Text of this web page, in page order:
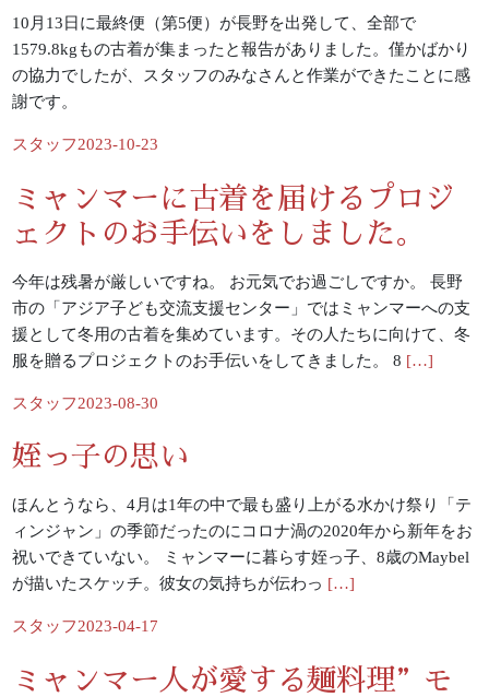
10月13日に最終便（第5便）が長野を出発して、全部で
1579.8kgもの古着が集まったと報告がありました。僅かばかり
の協力でしたが、スタッフのみなさんと作業ができたことに感
謝です。
Posted
スタッフ2023-10-23
ミャンマーに古着を届けるプロジ
ェクトのお手伝いをしました。
今年は残暑が厳しいですね。 お元気でお過ごしですか。 長野
市の「アジア子ども交流支援センター」ではミャンマーへの支
援として冬用の古着を集めています。その人たちに向けて、冬
服を贈るプロジェクトのお手伝いをしてきました。 8 […]
Posted
スタッフ2023-08-30
姪っ子の思い
ほんとうなら、4月は1年の中で最も盛り上がる水かけ祭り「テ
ィンジャン」の季節だったのにコロナ渦の2020年から新年をお
祝いできていない。 ミャンマーに暮らす姪っ子、8歳のMaybel
が描いたスケッチ。彼女の気持ちが伝わっ […]
Posted
スタッフ2023-04-17
ミャンマー人が愛する麺料理”モ